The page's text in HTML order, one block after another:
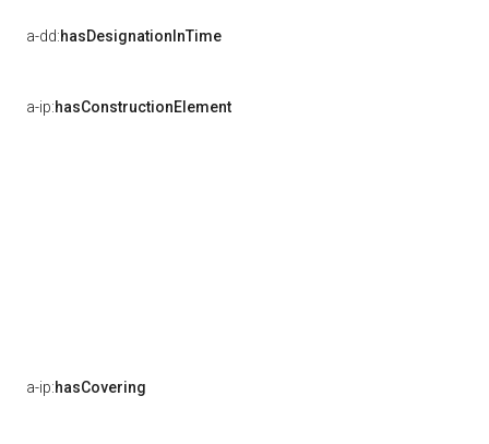
a-dd:hasDesignationInTime
a-ip:hasConstructionElement
a-ip:hasCovering